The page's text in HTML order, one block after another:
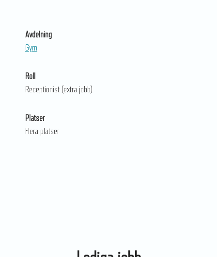
Avdelning
Gym
Roll
Receptionist (extra jobb)
Platser
Flera platser